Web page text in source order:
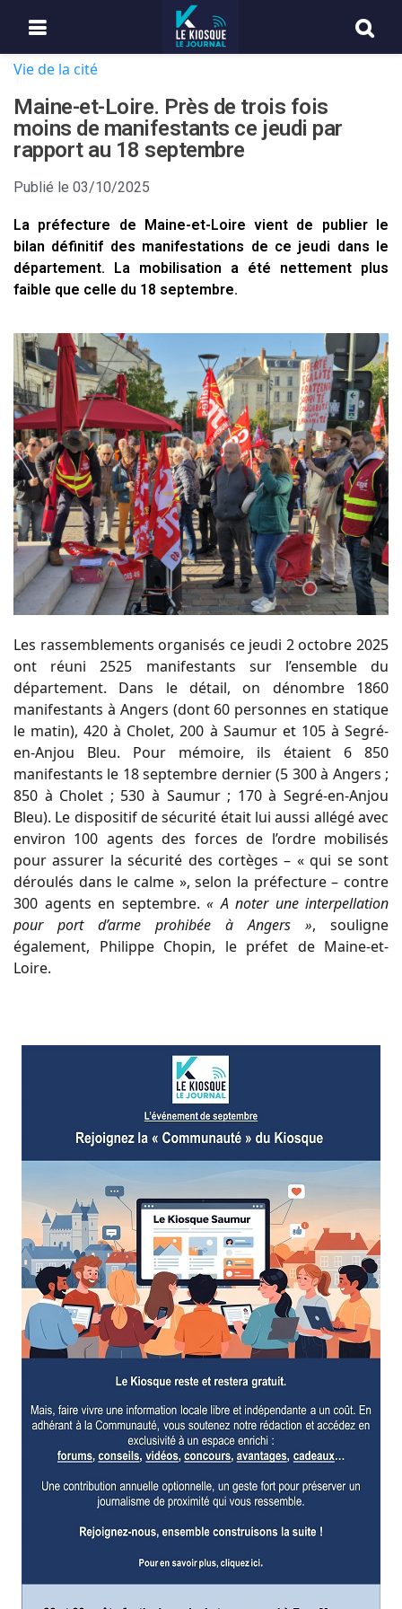
Vie de la cité
Maine-et-Loire. Près de trois fois
moins de manifestants ce jeudi par
rapport au 18 septembre
Publié le 03/10/2025
La préfecture de Maine-et-Loire vient de publier le
bilan définitif des manifestations de ce jeudi dans le
département. La mobilisation a été nettement plus
faible que celle du 18 septembre.
Les rassemblements organisés ce jeudi 2 octobre 2025
ont réuni 2525 manifestants sur l’ensemble du
département. Dans le détail, on dénombre 1860
manifestants à Angers (dont 60 personnes en statique
le matin), 420 à Cholet, 200 à Saumur et 105 à Segré-
en-Anjou Bleu. Pour mémoire, ils étaient 6 850
manifestants le 18 septembre dernier (5 300 à Angers ;
850 à Cholet ; 530 à Saumur ; 170 à Segré-en-Anjou
Bleu). Le dispositif de sécurité était lui aussi allégé avec
environ 100 agents des forces de l’ordre mobilisés
pour assurer la sécurité des cortèges – « qui se sont
déroulés dans le calme », selon la préfecture – contre
300 agents en septembre. « A noter une interpellation
pour port d’arme prohibée à Angers », souligne
également, Philippe Chopin, le préfet de Maine-et-
Loire.